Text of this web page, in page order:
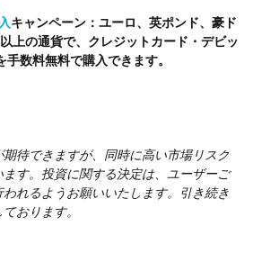
キャンペーン：ユーロ、英ポンド、豪ド
上の通貨で、クレジットカード・デビッ
手数料無料で購入できます。
待できますが、同時に高い市場リスク
す。投資に関する決定は、ユーザーご
れるようお願いいたします。引き続き
おります。